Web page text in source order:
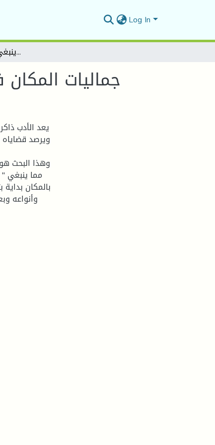
Log In
جماليات المكان في رواية أحببتك أكثر مما ينبغي لأثير عبد الله النشمي
جماليات
يعد الأدب
ويرصد قضاياه
وهذا البحث
مما ينبغي "
بالمكان
وأنواعه